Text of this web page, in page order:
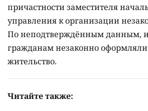
причастности заместителя
управления к организации
По неподтверждённым данным,
гражданам незаконно
жительство.
Читайте также: